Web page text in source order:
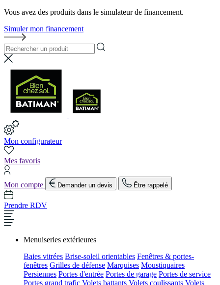
Vous avez des produits dans le simulateur de financement.
Simuler mon financement
Mon configurateur
Mes favoris
Mon compte Demander un devis Être rappelé
Prendre RDV
Menuiseries extérieures
Baies vitrées Brise-soleil orientables Fenêtres & portes-
fenêtres Grilles de défense Marquises Moustiquaires
Persiennes Portes d'entrée Portes de garage Portes de service
Portes grand trafic Volets battants Volets coulissants Volets